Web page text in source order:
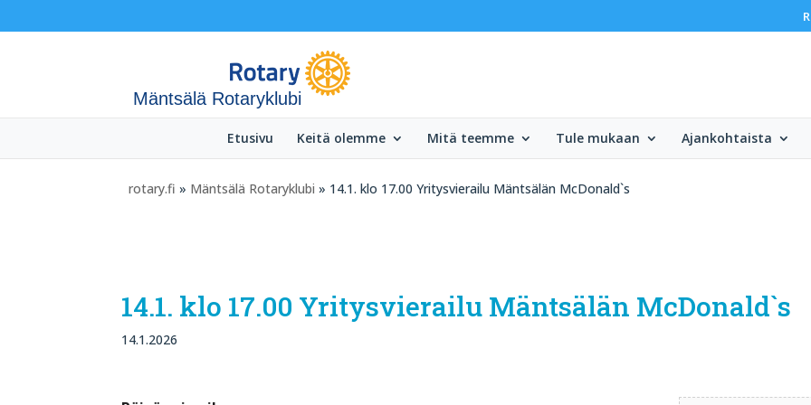
Mäntsälä Rotaryklubi
Etusivu Keitä olemme Mitä teemme Tule mukaan Ajankohtaista
rotary.fi » Mäntsälä Rotaryklubi » 14.1. klo 17.00 Yritysvierailu Mäntsälän McDonald`s
14.1. klo 17.00 Yritysvierailu Mäntsälän McDonald`s
14.1.2026